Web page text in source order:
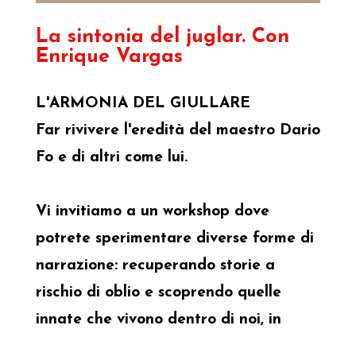
La sintonia del juglar. Con
Enrique Vargas
L'ARMONIA DEL GIULLARE
Far rivivere l'eredità del maestro Dario
Fo e di altri come lui.
Vi invitiamo a un workshop dove
potrete sperimentare diverse forme di
narrazione: recuperando storie a
rischio di oblio e scoprendo quelle
innate che vivono dentro di noi, in